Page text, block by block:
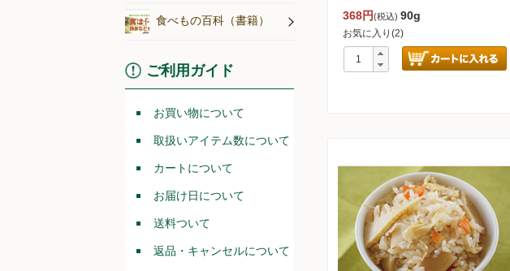
食べもの百科（書籍）
ご利用ガイド
お買い物について
取扱いアイテム数について
カートについて
お届け日について
送料ついて
返品・キャンセルについて
368円(税込) 90g
お気に入り(2)